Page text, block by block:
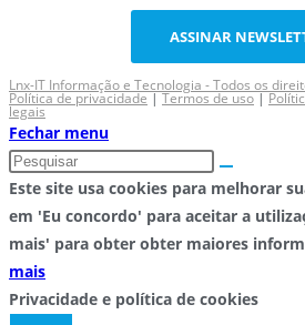
ASSINAR
Lnx-IT Informação e Tecnologia - Todos os
Política de privacidade|Termos de uso|
legais
Fechar menu
Este site usa cookies para melhorar
em 'Eu concordo' para aceitar a
mais' para obter obter maiores
mais
Privacidade e política de cookies